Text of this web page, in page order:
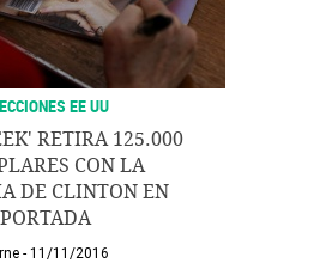
EE UU
RETIRA 125.000
CON LA
DE CLINTON EN
PORTADA
11/11/2016